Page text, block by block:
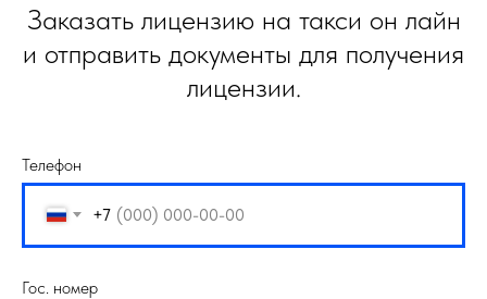
Заказать лицензию на такси он лайн
и отправить документы для получения
лицензии.
Телефон
+7
Гос. номер